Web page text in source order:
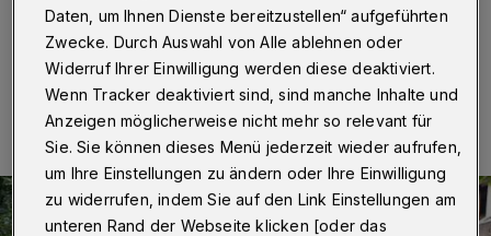
01.07.2019 , 10:45 Uhr Eine Minute Lesezeit
Daten, um Ihnen Dienste bereitzustellen“ aufgeführten
Zwecke. Durch Auswahl von Alle ablehnen oder
Widerruf Ihrer Einwilligung werden diese deaktiviert.
Wenn Tracker deaktiviert sind, sind manche Inhalte und
Anzeigen möglicherweise nicht mehr so relevant für
Sie. Sie können dieses Menü jederzeit wieder aufrufen,
um Ihre Einstellungen zu ändern oder Ihre Einwilligung
zu widerrufen, indem Sie auf den Link Einstellungen am
unteren Rand der Webseite klicken [oder das